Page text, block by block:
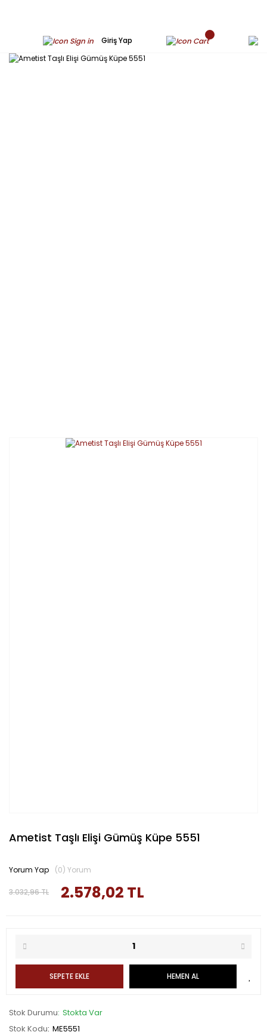
Giriş Yap
Ametist Taşlı Elişi Gümüş Küpe 5551
3.032,96 TL 2.578,02 TL
Yorum Yap (0) Yorum
SEPETE EKLE HEMEN AL
Stok Durumu Stokta Var
Stok Kodu ME5551